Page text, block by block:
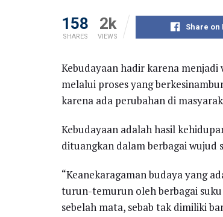
158
SHARES
2k
VIEWS
Share on
Kebudayaan hadir karena
melalui proses yang
karena ada perubahan di
Kebudayaan adalah hasil
dituangkan dalam berbagai wujud
“Keanekaragaman budaya yang
turun-temurun oleh berbagai
sebelah mata, sebab tak dimiliki